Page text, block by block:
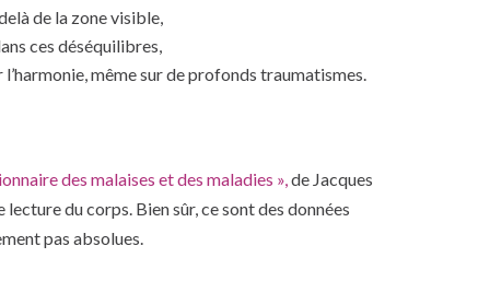
de la zone visible,
ces déséquilibres,
même sur de profonds traumatismes.
des malaises et des maladies »,de Jacques
du corps. Bien sûr, ce sont des données
pas absolues.